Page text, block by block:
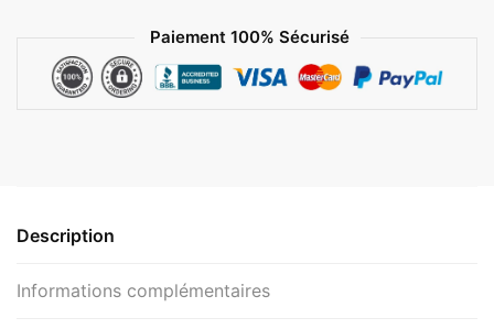
Paiement 100% Sécurisé
Description
Informations complémentaires